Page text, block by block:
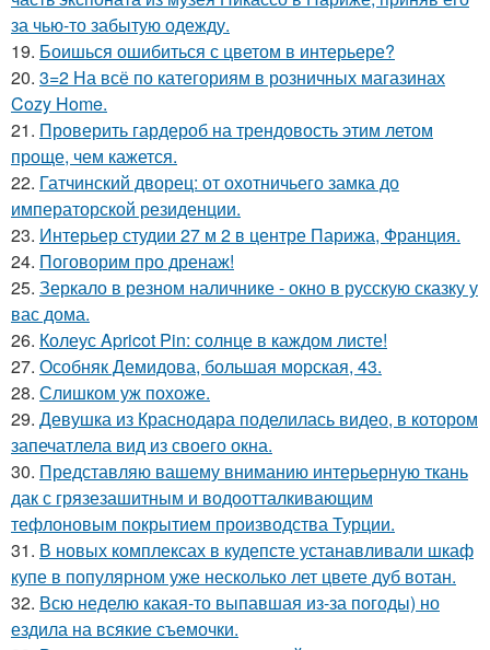
за чью-то забытую одежду.
19. Боишься ошибиться с цветом в интерьере?
20. 3=2 На всё по категориям в розничных магазинах
Cozy Home.
21. Проверить гардероб на трендовость этим летом
проще, чем кажется.
22. Гатчинский дворец: от охотничьего замка до
императорской резиденции.
23. Интерьер студии 27 м 2 в центре Парижа, Франция.
24. Поговорим про дренаж!
25. Зеркало в резном наличнике - окно в русскую сказку у
вас дома.
26. Колеус Apricot Pin: солнце в каждом листе!
27. Особняк Демидова, большая морская, 43.
28. Слишком уж похоже.
29. Девушка из Краснодара поделилась видео, в котором
запечатлела вид из своего окна.
30. Представляю вашему вниманию интерьерную ткань
дак с грязезашитным и водоотталкивающим
тефлоновым покрытием производства Турции.
31. В новых комплексах в кудепсте устанавливали шкаф
купе в популярном уже несколько лет цвете дуб вотан.
32. Всю неделю какая-то выпавшая из-за погоды) но
ездила на всякие съемочки.